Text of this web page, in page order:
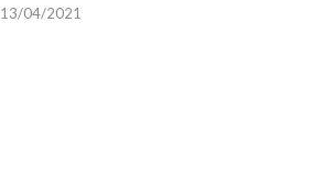
13/04/2021